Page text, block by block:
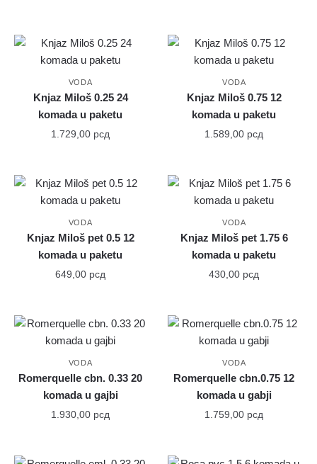
VODA
Knjaz Miloš 0.25 24
komada u paketu
1.729,00 рсд
VODA
Knjaz Miloš 0.75 12
komada u paketu
1.589,00 рсд
VODA
Knjaz Miloš pet 0.5 12
komada u paketu
649,00 рсд
VODA
Knjaz Miloš pet 1.75 6
komada u paketu
430,00 рсд
VODA
Romerquelle cbn. 0.33 20
komada u gajbi
1.930,00 рсд
VODA
Romerquelle cbn.0.75 12
komada u gabji
1.759,00 рсд